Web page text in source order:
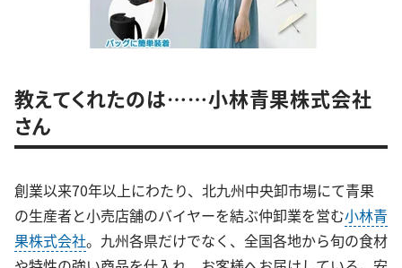
教えてくれたのは……小林青果株式会社
さん
創業以来70年以上にわたり、北九州中央卸市場にて青果
の生産者と小売店舗のバイヤーを結ぶ仲卸業を営む小林青
果株式会社。九州各県だけでなく、全国各地から旬の食材